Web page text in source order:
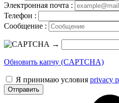
Электронная почта :
Телефон :
Сообщение :
→
Обновить капчу (CAPTCHA)
Я принимаю условия privacy
Отправить